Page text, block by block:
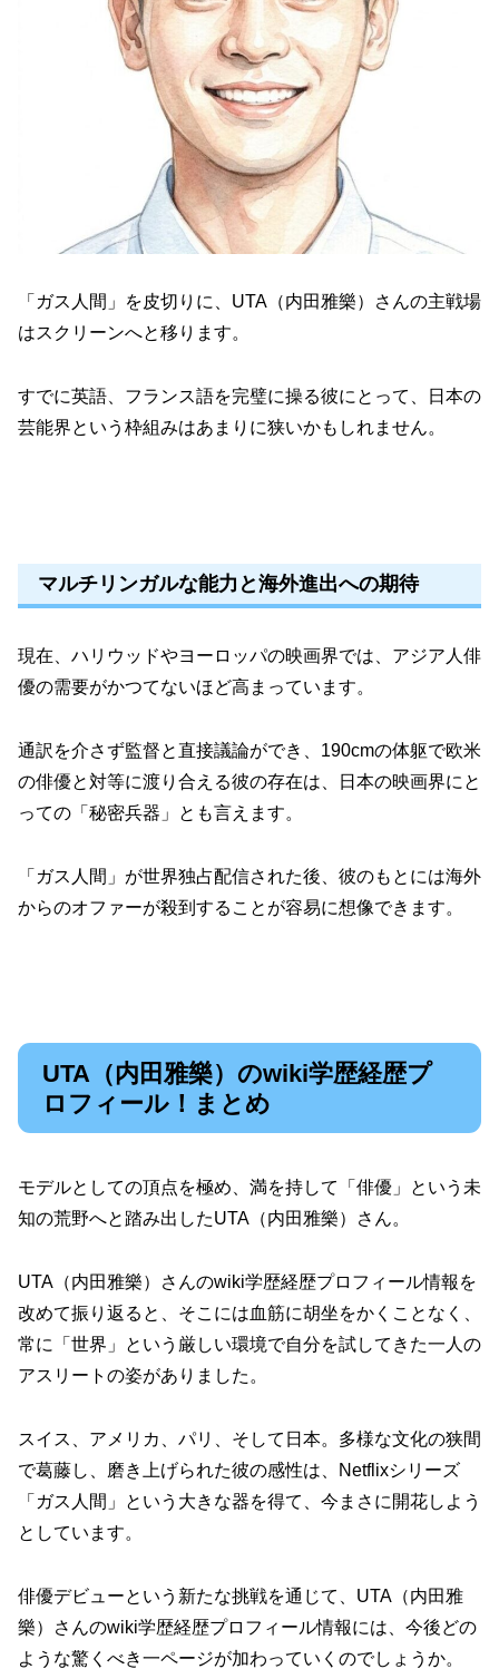
「ガス人間」を皮切りに、UTA（内田雅樂）さんの主戦場
はスクリーンへと移ります。
すでに英語、フランス語を完璧に操る彼にとって、日本の
芸能界という枠組みはあまりに狭いかもしれません。
マルチリンガルな能力と海外進出への期待
現在、ハリウッドやヨーロッパの映画界では、アジア人俳
優の需要がかつてないほど高まっています。
通訳を介さず監督と直接議論ができ、190cmの体躯で欧米
の俳優と対等に渡り合える彼の存在は、日本の映画界にと
っての「秘密兵器」とも言えます。
「ガス人間」が世界独占配信された後、彼のもとには海外
からのオファーが殺到することが容易に想像できます。
UTA（内田雅樂）のwiki学歴経歴プ
ロフィール！まとめ
モデルとしての頂点を極め、満を持して「俳優」という未
知の荒野へと踏み出したUTA（内田雅樂）さん。
UTA（内田雅樂）さんのwiki学歴経歴プロフィール情報を
改めて振り返ると、そこには血筋に胡坐をかくことなく、
常に「世界」という厳しい環境で自分を試してきた一人の
アスリートの姿がありました。
スイス、アメリカ、パリ、そして日本。多様な文化の狭間
で葛藤し、磨き上げられた彼の感性は、Netflixシリーズ
「ガス人間」という大きな器を得て、今まさに開花しよう
としています。
俳優デビューという新たな挑戦を通じて、UTA（内田雅
樂）さんのwiki学歴経歴プロフィール情報には、今後どの
ような驚くべき一ページが加わっていくのでしょうか。